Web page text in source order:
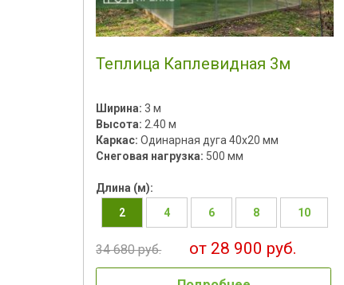
Теплица Каплевидная 3м
Ширина:3 м
Высота:2.40 м
Каркас:Одинарная дуга 40х20 мм
Снеговая нагрузка: 500 мм
Длина (м):
2
4 6 8 10
34 680 руб. от 28 900 руб.